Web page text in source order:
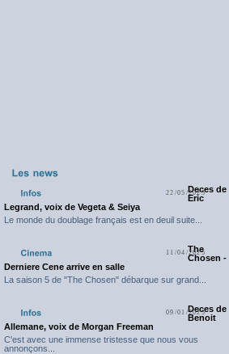
22/05/2025Deces de
Eric
Legrand, voix de Vegeta & Seiya
Le monde du doublage français est en deuil suite...
11/04/2025
The
Chosen -
Derniere Cene arrive en salle
La saison 5 de "The Chosen" débarque sur grand...
09/01/2025Deces de
Benoit
Allemane, voix de Morgan Freeman
C'est avec une immense tristesse que nous vous
annonçons...